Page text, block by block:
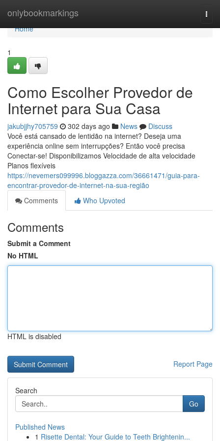
onlybookmarkings
Home
Home
1
Como Escolher Provedor de
Internet para Sua Casa
jakubjjhy705759 302 days ago News
Discuss
Você está cansado de lentidão na internet? Deseja uma
experiência online sem interrupções? Então você precisa
Conectar-se! Disponibilizamos Velocidade de alta velocidade
Planos flexíveis
https://nevemers099996.bloggazza.com/36661471/guia-para-
encontrar-provedor-de-internet-na-sua-região
Comments
Who Upvoted
Comments
Submit a Comment
No HTML
HTML is disabled
Report Page
Search
Go
Published News
1 Risette Dental: Your Guide to Teeth Brightenin...